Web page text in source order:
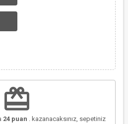
redeem
24puan . kazanacaksınız, sepetiniz